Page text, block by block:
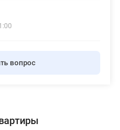
вопрос